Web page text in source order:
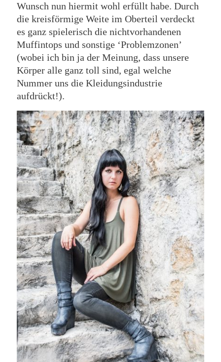
Wunsch nun hiermit wohl erfüllt habe. Durch
die kreisförmige Weite im Oberteil verdeckt
es ganz spielerisch die nichtvorhandenen
Muffintops und sonstige ‘Problemzonen’
(wobei ich bin ja der Meinung, dass unsere
Körper alle ganz toll sind, egal welche
Nummer uns die Kleidungsindustrie
aufdrückt!).